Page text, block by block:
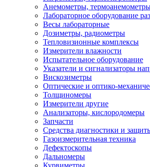
Анемометры,
Лабораторное оборудование
Весы лабораторные
Дозиметры, радиометры
Тепловизионные комплексы
Измерители влажности
Испытательное оборудование
Указатели и сигнализаторы
Вискозиметры
Оптические и оптико-
Толщиномеры
Измерители другие
Анализаторы, кислородомеры
Запчасти
Средства диагностики и
Газоизмерительная техника
Дефектоскопы
Дальномеры
Курвиметры